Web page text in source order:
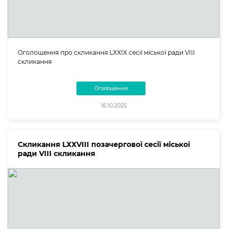
Оголошення про скликання LХХIХ сесії міської ради VIII
скликання
Оголошення
16.10.2025
Скликання LХХVIII позачергової сесії міської
ради VIII скликання